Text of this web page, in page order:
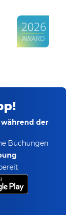
der
Buchungen